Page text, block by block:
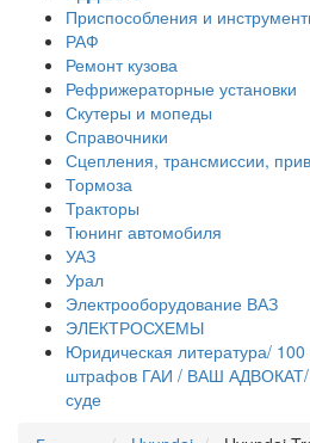
Приспособления и
РАФ
Ремонт кузова
Рефрижераторные установки
Скутеры и мопеды
Справочники
Сцепления, трансмиссии,
Тормоза
Тракторы
Тюнинг автомобиля
УАЗ
Урал
Электрооборудование ВАЗ
ЭЛЕКТРОСХЕМЫ
Юридическая литература/ 100
штрафов ГАИ / ВАШ АДВОКАТ/
суде